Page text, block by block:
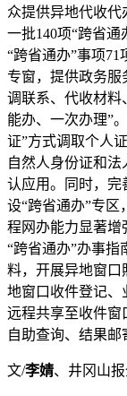
众提供异地代收
一批140项“跨省通
“跨省通办”事项71
专窗，提供政务服
调联系、代收材料
能办、一次办理”
证”方式调取个人
自然人身份证和
认应用。同时，完
设“跨省通办”专
程网办能力显著增
“跨省通办”办事
料，开展异地窗口
地窗口收件登记、
远程共享至收件窗
自助查询、结果邮
文/李婧、井冈山